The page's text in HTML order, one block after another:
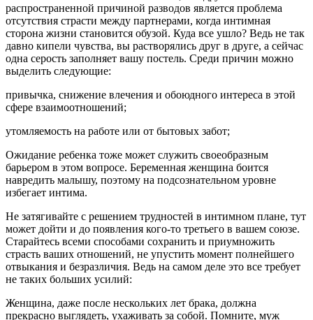
распространенной причиной разводов является проблема
отсутствия страсти между партнерами, когда интимная
сторона жизни становится обузой. Куда все ушло? Ведь не так
давно кипели чувства, вы растворялись друг в друге, а сейчас
одна серость заполняет вашу постель. Среди причин можно
выделить следующие:
привычка, снижение влечения и обоюдного интереса в этой
сфере взаимоотношений;
утомляемость на работе или от бытовых забот;
Ожидание ребенка тоже может служить своеобразным
барьером в этом вопросе. Беременная женщина боится
навредить малышу, поэтому на подсознательном уровне
избегает интима.
Не затягивайте с решением трудностей в интимном плане, тут
может дойти и до появления кого-то третьего в вашем союзе.
Старайтесь всеми способами сохранить и приумножить
страсть ваших отношений, не упустить момент полнейшего
отвыкания и безразличия. Ведь на самом деле это все требует
не таких больших усилий:
Женщина, даже после нескольких лет брака, должна
прекрасно выглядеть, ухаживать за собой. Помните, муж